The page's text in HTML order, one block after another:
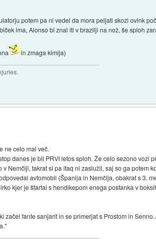
potem pa ni vedel da mora peljati skozi ovink
ima, Alonso bi znal iti v brazilji na nož, še sploh
in zmaga kimija)
ne celo mal več.
danes je bil PRVI letos sploh. Že celo sezono vozi
Nemčiji, takrat si pa itaq ni zaslužil, saj so ga potem
avtomobil (Španija in Nemčija, obakrat s 3.
kjer je štartal s hendikepom enega postanka v
fante sanjarit in se primerjat s Prostom in